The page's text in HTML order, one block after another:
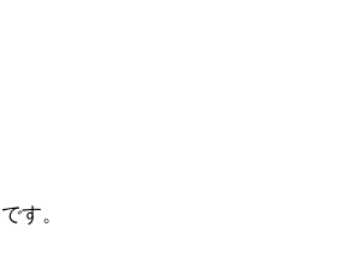
す。